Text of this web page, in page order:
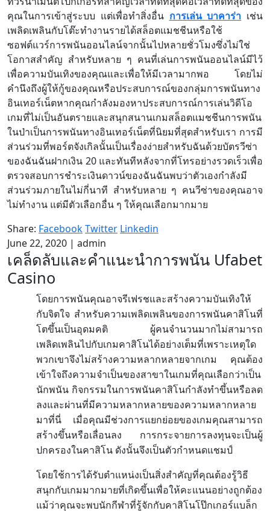
คุณในการเข้าสู่ระบบ แต่เพื่อทำสิ่งอื่น การเล่น บาคาร่า เช่น
เพลิดเพลินกับโต๊ะทำงานรายได้สล็อตแมชชีนหรือใช้
ซอฟต์แวร์การพนันออนไลน์จากนั้นไปหลายชั่วโมงซึ่งไม่ใช่
โอกาสสำคัญ สำหรับหลาย ๆ คนที่เล่นการพนันออนไลน์มีไว้
เพื่อความบันเทิงของคุณและเพื่อให้มีเวลามากพอ โดยไม่
คำนึงถึงผู้ให้กู้ของคุณหรือประสบการณ์ของกลุ่มการพนันทาง
อินเทอร์เน็ตหากคุณกำลังมองหาประสบการณ์การเล่นวิดีโอ
เกมที่ไม่เป็นอันตรายและสนุกสนานเกมสล็อตแมชชีนการพนัน
ในป่าเป็นการพนันทางอินเทอร์เน็ตที่นิยมที่สุดสำหรับเรา การมี
ส่วนร่วมที่พอร์ตจังเกิลนั้นเป็นเรื่องง่ายสำหรับฉันด้วยบัตรวีซ่า
ของฉันฉันฝากเงิน 20 และทันทีหลังจากที่โทรอย่างรวดเร็วเพื่อ
ตรวจสอบการชำระเงินดาวน์ของฉันฉันพบว่าตัวเองกำลังมี
ส่วนร่วมภายในไม่กี่นาที สำหรับหลาย ๆ คนวีซ่าของคุณอาจ
ไม่ทำงาน แต่มีตัวเลือกอื่น ๆ ให้คุณเลือกมากมาย
Share: FacebookTwitter Linkedin
June 22, 2020 | admin
เคล็ดลับและคำแนะนำการพนัน Ufabet
Casino
โดยการพนันคุณอาจรีเฟรชและสร้างความบันเทิงให้
กับจิตใจ สำหรับความเพลิดเพลินของการพนันคาสิโนที่
โตขึ้นเป็นอุดมคติ
ผู้คนจำนวนมากไม่สามารถ
เพลิดเพลินไปกับเกมคาสิโนได้อย่างเต็มที่เพราะเหตุใด
พวกเขาจึงไม่สร้างความหลากหลายจากเกม
คุณต้อง
เข้าใจถึงความจำเป็นของสาขาในเกมที่คุณเลือกว่าเป็น
นักพนัน กิจกรรมในการพนันคาสิโนกำลังทำขึ้นหรือลด
ลงและผ่านที่มีความหลากหลายของความหลากหลาย
มาที่นี่
เมื่อคุณมีช่วงการแยกย่อยของเกมคุณสามารถ
สร้างขึ้นหรือเลื่อนลง
การกระจายการลงทุนจะเป็นผู้
ปกครองในคาสิโน ดังนั้นจึงเป็นตัวกำหนดแชมป์
โดยใช้การได้รับตำแหน่งเป็นสิ่งสำคัญที่คุณต้องรู้วิธี
สนุกกับเกมมากมายที่เกิดขึ้นเพื่อให้คะแนนอย่างถูกต้อง
แม้ว่าคุณจะพบนักกีฬาที่รู้จักกับคาสิโนโป๊กเกอร์แบล็ก